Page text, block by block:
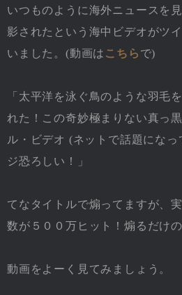
いつものように海外ニュースを
影されたという海中ビデオがツ
いました。(動画は こちら で)
「太平洋を泳ぐ鳥のような羽毛
れた！この奇妙極まりない真っ
ル・ビデオ (ネットで話題にな
ジ恐ろしい！」
てなタイトルで煽ってますが、
数が５００万ヒット！煽るだけ
動画をよーく見てみましょう。